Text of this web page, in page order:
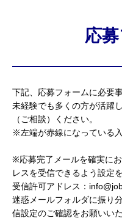
応
下記、応募フォームに必要
未経験でも多くの方が活躍
（ご相談）ください。
※左端が赤線になっている
※応募完了メールを確実に
レスを受信できるよう設定
受信許可アドレス：
迷惑メールフォルダに振り
信設定のご確認をお願いいた